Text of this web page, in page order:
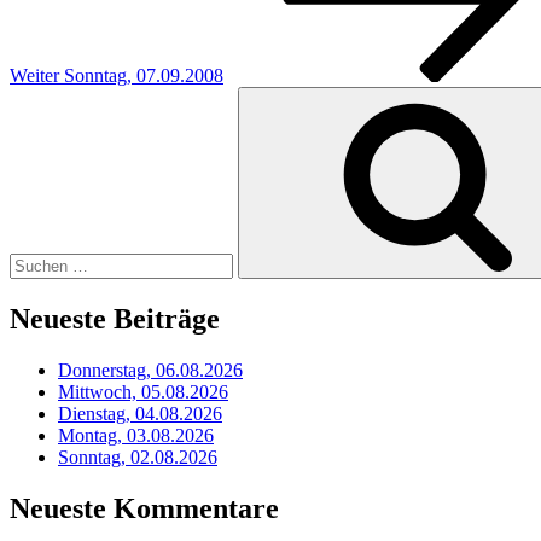
Weiter Sonntag, 07.09.2008
Neueste Beiträge
Donnerstag, 06.08.2026
Mittwoch, 05.08.2026
Dienstag, 04.08.2026
Montag, 03.08.2026
Sonntag, 02.08.2026
Neueste Kommentare